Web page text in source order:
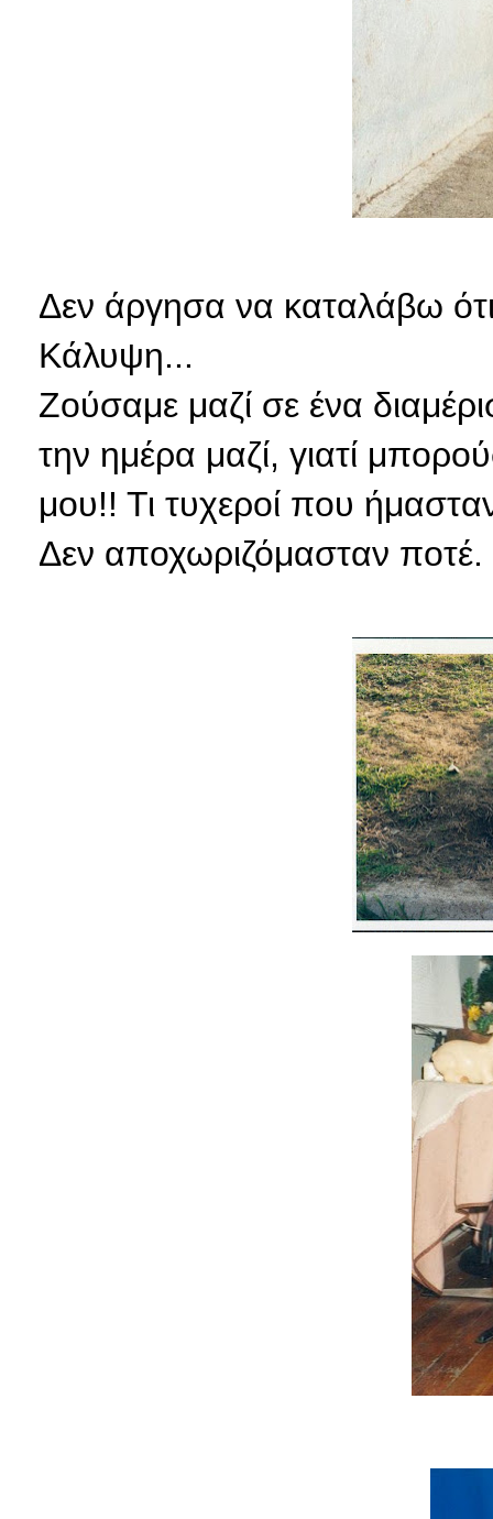
Δεν άργησα να καταλάβω
Κάλυψη...
Ζούσαμε μαζί σε ένα
την ημέρα μαζί, γιατί
μου!! Τι τυχεροί που
Δεν αποχωριζόμασταν ποτέ.